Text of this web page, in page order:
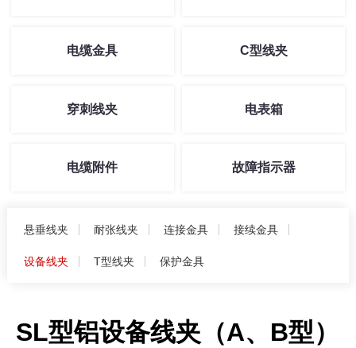
电缆金具 C型线夹
穿刺线夹 电表箱
电缆附件 故障指示器
悬垂线夹 耐张线夹 连接金具 接续金具
设备线夹 T型线夹 保护金具
SL型铝设备线夹（A、B型）